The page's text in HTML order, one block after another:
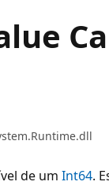
de um Int64.